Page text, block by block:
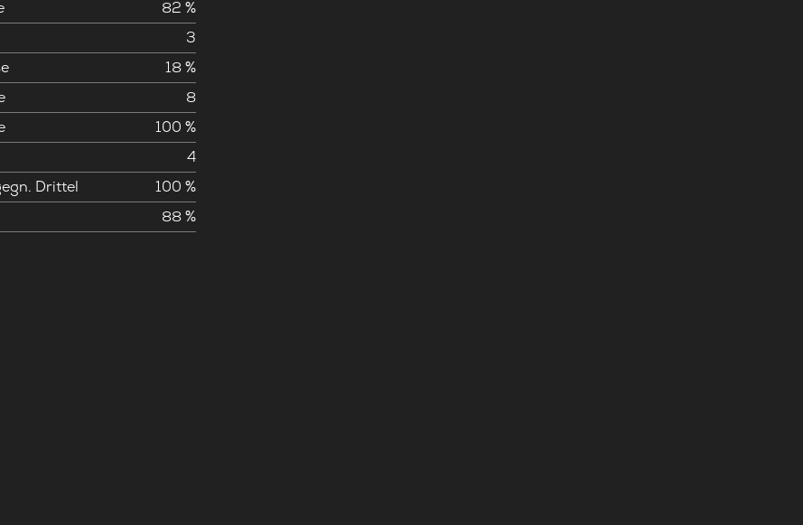
82 %
3
18 %
8
100 %
4
Drittel
100 %
88 %